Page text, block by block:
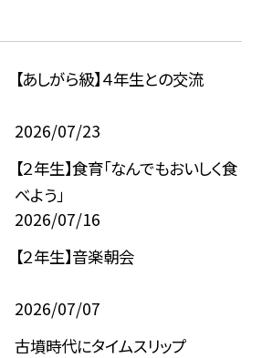
【あしがら級】４年生との交流
2026/07/23
【２年生】食育「なんでもおいしく食
べよう」
2026/07/16
【２年生】音楽朝会
2026/07/07
古墳時代にタイムスリップ